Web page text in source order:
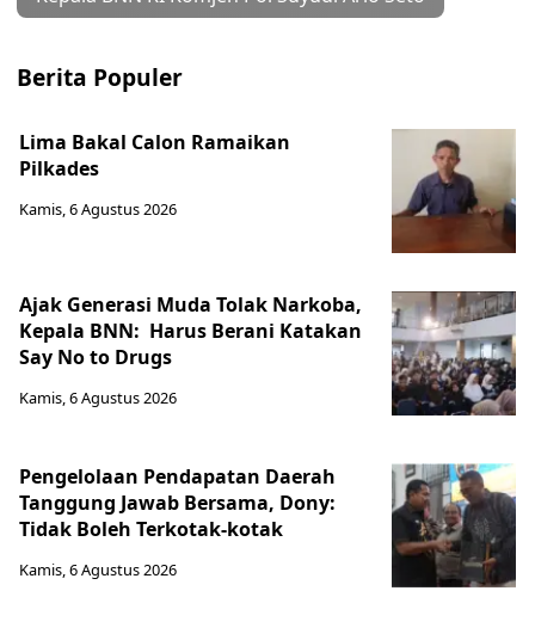
Berita Populer
Lima Bakal Calon Ramaikan
Pilkades
Kamis, 6 Agustus 2026
Ajak Generasi Muda Tolak Narkoba,
Kepala BNN: Harus Berani Katakan
Say No to Drugs
Kamis, 6 Agustus 2026
Pengelolaan Pendapatan Daerah
Tanggung Jawab Bersama, Dony:
Tidak Boleh Terkotak-kotak
Kamis, 6 Agustus 2026